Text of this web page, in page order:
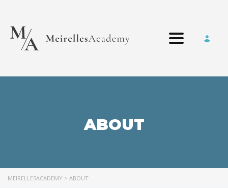
Toggle
ABOUT
MEIRELLESACADEMY > ABOUT